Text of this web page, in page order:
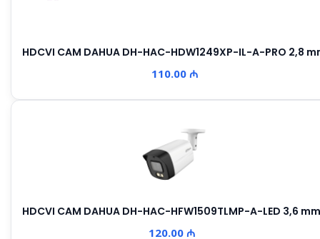
HDCVI CAM DAHUA DH-HAC-HDW1249XP-IL-A-PRO 2,8
110.00 ₼
HDCVI CAM DAHUA DH-HAC-HFW1509TLMP-A-LED 3,6 mm
120.00 ₼